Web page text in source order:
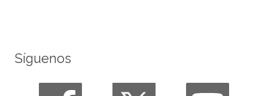
Síguenos